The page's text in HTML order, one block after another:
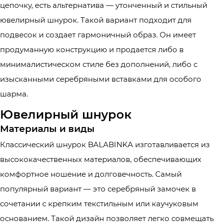
цепочку, есть альтернатива — утонченный и стильный
ювелирный шнурок. Такой вариант подходит для
подвесок и создает гармоничный образ. Он имеет
продуманную конструкцию и продается либо в
минималистическом стиле без дополнений, либо с
изысканными серебряными вставками для особого
шарма.
Ювелирный шнурок
Материалы и виды
Классический шнурок BALABINKA изготавливается из
высококачественных материалов, обеспечивающих
комфортное ношение и долговечность. Самый
популярный вариант — это серебряный замочек в
сочетании с крепким текстильным или каучуковым
основанием. Такой дизайн позволяет легко совмещать